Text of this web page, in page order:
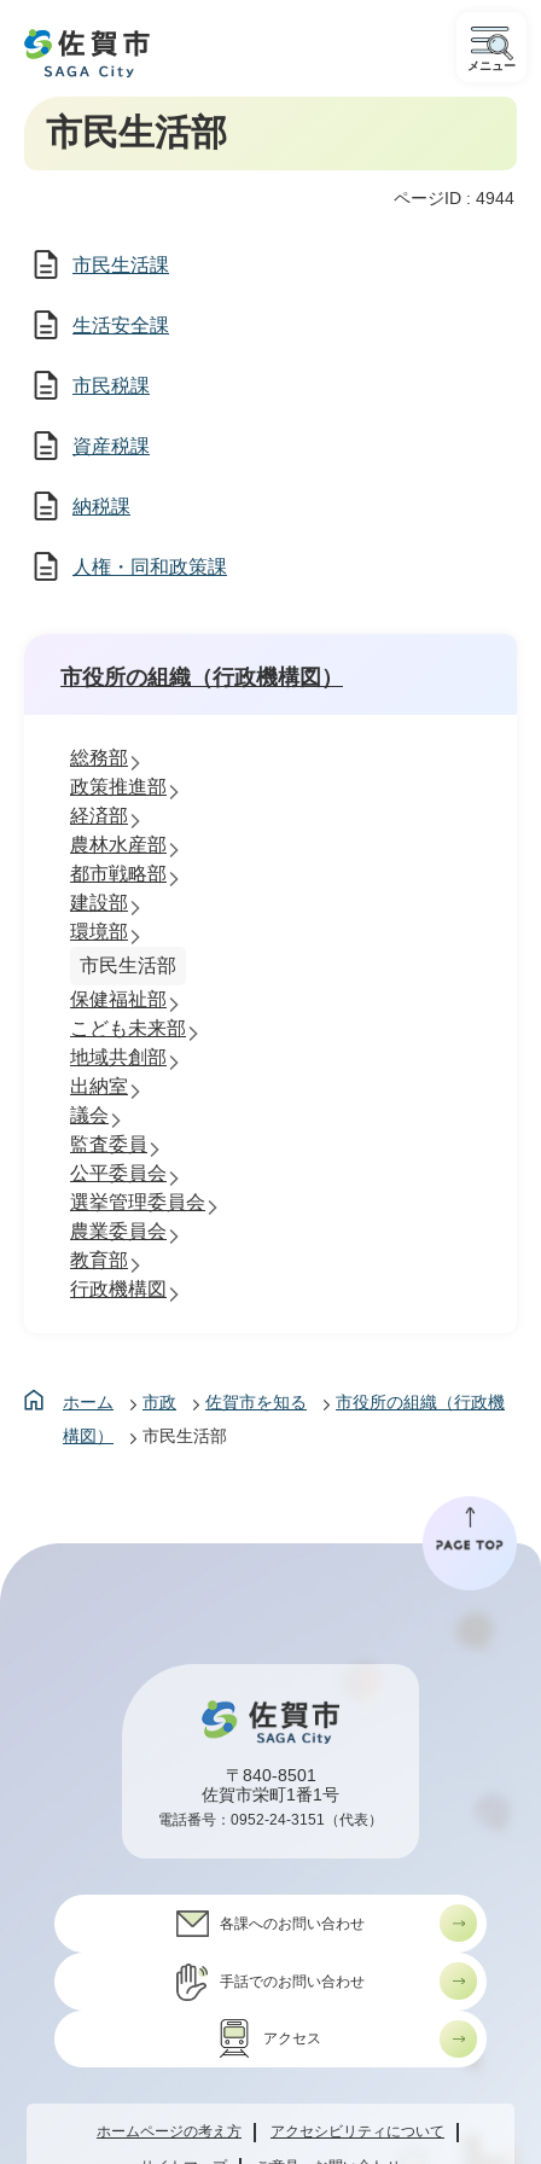
メニュー
市民生活部
ページID : 4944
市民生活課
生活安全課
市民税課
資産税課
納税課
人権・同和政策課
市役所の組織（行政機構図）
総務部
政策推進部
経済部
農林水産部
都市戦略部
建設部
環境部
市民生活部
保健福祉部
こども未来部
地域共創部
出納室
議会
監査委員
公平委員会
選挙管理委員会
農業委員会
教育部
行政機構図
ホーム 市政 佐賀市を知る
市役所の組織（行政機
構図）
市民生活部
〒840-8501
佐賀市栄町1番1号
電話番号： 0952-24-3151 （代表）
各課へのお問い合わせ
手話でのお問い合わせ
アクセス
ホームページの考え方 アクセシビリティについて